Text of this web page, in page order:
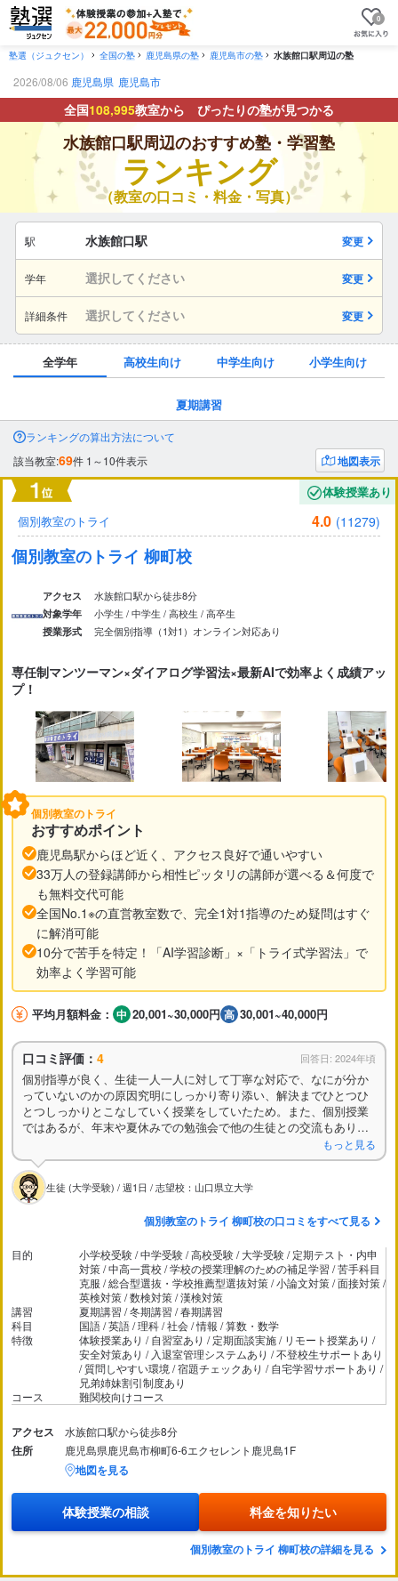
0
塾選（ジュクセン） 全国の塾 鹿児島県の塾 鹿児島市の塾 水族館口駅周辺の塾
2026/08/06 鹿児島県 鹿児島市
全国108,995教室から ぴったりの塾が見つかる
水族館口駅周辺のおすすめ塾・学習塾
ランキング
（教室の口コミ・料金・写真）
駅 水族館口駅 変更
学年 選択してください 変更
詳細条件 選択してください 変更
市区町村から探す
駅・路線
全学年 高校生向け 中学生向け 小学生向け
夏期講習
ランキングの算出方法について
該当教室:69件 1～10件表示 地図表示
体験授業あり
個別教室のトライ
4.0 (11279)
個別教室のトライ 柳町校
アクセス 水族館口駅から徒歩8分
対象学年 小学生 / 中学生 / 高校生 / 高卒生
授業形式 完全個別指導（1対1） オンライン対応あり
専任制マンツーマン×ダイアログ学習法×最新AIで効率よく成績アッ
プ！
個別教室のトライ
おすすめポイント
鹿児島駅からほど近く、アクセス良好で通いやすい
33万人の登録講師から相性ピッタリの講師が選べる＆何度で
も無料交代可能
全国No.1※の直営教室数で、完全1対1指導のため疑問はすぐ
に解消可能
10分で苦手を特定！「AI学習診断」×「トライ式学習法」で
効率よく学習可能
平均月額料金： 20,001~30,000円 30,001~40,000円
口コミ評価： 4 回答日: 2024年頃
個別指導が良く、生徒一人一人に対して丁寧な対応で、なにが分か
っていないのかの原因究明にしっかり寄り添い、解決までひとつひ
とつしっかりとこなしていく授業をしていたため。また、個別授業
ではあるが、年末や夏休みでの勉強会で他の生徒との交流もあり、
もっと見る
生徒 (大学受験) / 週1日 / 志望校：山口県立大学
個別教室のトライ 柳町校の口コミをすべて見る
目的
小学校受験 / 中学受験 / 高校受験 / 大学受験 / 定期テスト・内申
対策 / 中高一貫校 / 学校の授業理解のための補足学習 / 苦手科目
克服 / 総合型選抜・学校推薦型選抜対策 / 小論文対策 / 面接対策 /
英検対策 / 数検対策 / 漢検対策
講習
夏期講習 / 冬期講習 / 春期講習
科目
国語 / 英語 / 理科 / 社会 / 情報 / 算数・数学
特徴
体験授業あり / 自習室あり / 定期面談実施 / リモート授業あり /
安全対策あり / 入退室管理システムあり / 不登校生サポートあり
/ 質問しやすい環境 / 宿題チェックあり / 自宅学習サポートあり /
兄弟姉妹割引制度あり
コース
難関校向けコース
アクセス 水族館口駅から徒歩8分
住所 鹿児島県鹿児島市柳町6-6エクセレント鹿児島1F
地図を見る
体験授業の相談 料金を知りたい
個別教室のトライ 柳町校の詳細を見る